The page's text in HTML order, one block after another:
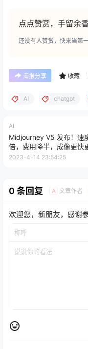
点点赞赏，手留余
还没有人赞赏，快来当第
海报分享 收藏
AI chatgpt
AI
Midjourney V5 发布！速
倍，费用降半，成像更快
宜！
2023-4-14 23:54:25
0 条回复 A 文章作者
欢迎您，新朋友，感谢